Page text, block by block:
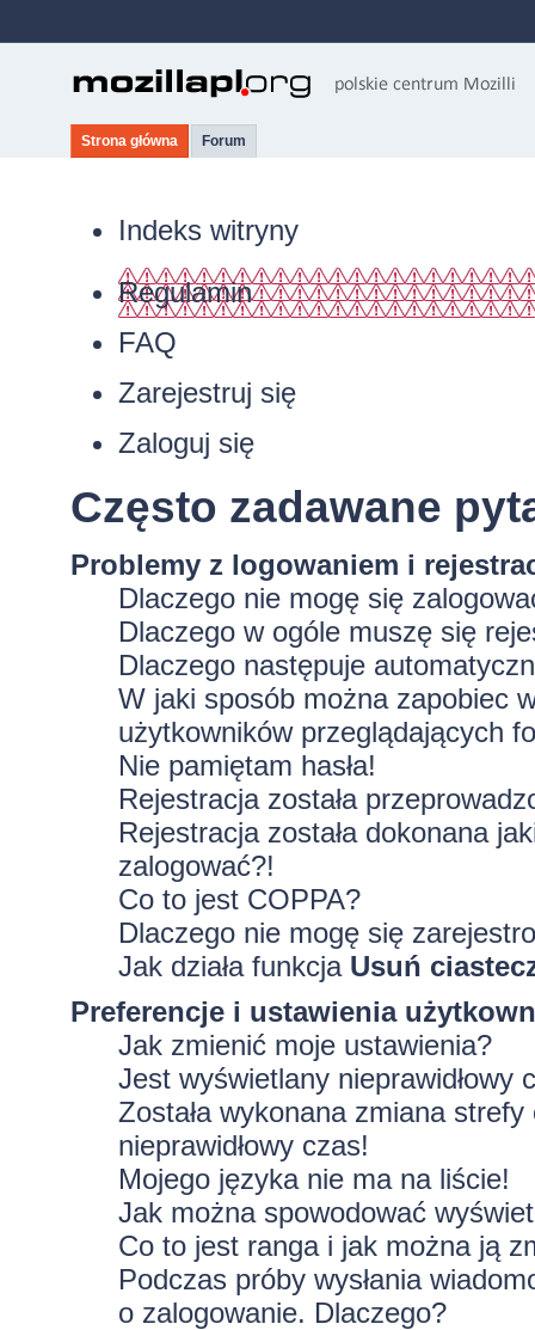
Strona główna Forum
Indeks witryny
Regulamin
FAQ
Zarejestruj się
Zaloguj się
Często zadawane
Problemy z logowaniem i
Dlaczego nie mogę się
Dlaczego w ogóle muszę się
Dlaczego następuje
W jaki sposób można zapobiec
użytkowników przeglądających
Nie pamiętam hasła!
Rejestracja została
Rejestracja została dokonana
zalogować?!
Co to jest COPPA?
Dlaczego nie mogę się
Jak działa funkcja Usuń
Preferencje i ustawienia
Jak zmienić moje ustawienia?
Jest wyświetlany nieprawidłowy
Została wykonana zmiana
nieprawidłowy czas!
Mojego języka nie ma na liście!
Jak można spowodować
Co to jest ranga i jak można ją
Podczas próby wysłania
o zalogowanie. Dlaczego?